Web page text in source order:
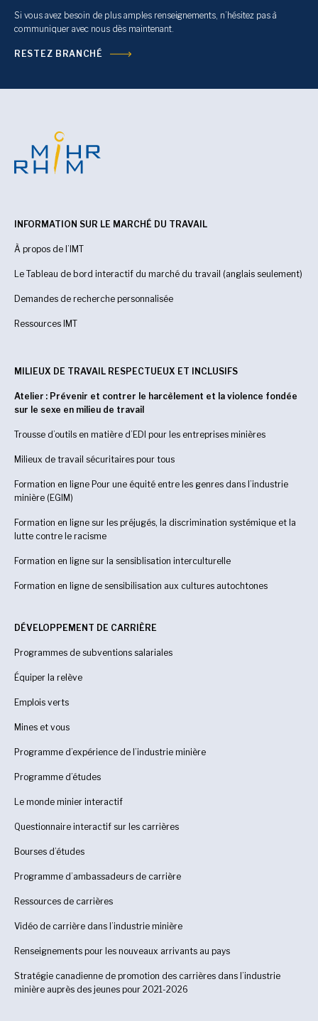
Si vous avez besoin de plus amples renseignements, n’hésitez pas à
communiquer avec nous dès maintenant.
RESTEZ BRANCHÉ
INFORMATION SUR LE MARCHÉ DU TRAVAIL
À propos de l’IMT
Le Tableau de bord interactif du marché du travail (anglais seulement)
Demandes de recherche personnalisée
Ressources IMT
MILIEUX DE TRAVAIL RESPECTUEUX ET INCLUSIFS
Atelier : Prévenir et contrer le harcèlement et la violence fondée
sur le sexe en milieu de travail
Trousse d’outils en matière d’EDI pour les entreprises minières
Milieux de travail sécuritaires pour tous
Formation en ligne Pour une équité entre les genres dans l’industrie
minière (EGIM)
Formation en ligne sur les préjugés, la discrimination systémique et la
lutte contre le racisme
Formation en ligne sur la sensiblisation interculturelle
Formation en ligne de sensibilisation aux cultures autochtones
DÉVELOPPEMENT DE CARRIÈRE
Programmes de subventions salariales
Équiper la relève
Emplois verts
Mines et vous
Programme d’expérience de l’industrie minière
Programme d’études
Le monde minier interactif
Questionnaire interactif sur les carrières
Bourses d’études
Programme d’ambassadeurs de carrière
Ressources de carrières
Vidéo de carrière dans l’industrie minière
Renseignements pour les nouveaux arrivants au pays
Stratégie canadienne de promotion des carrières dans l’industrie
minière auprès des jeunes pour 2021-2026